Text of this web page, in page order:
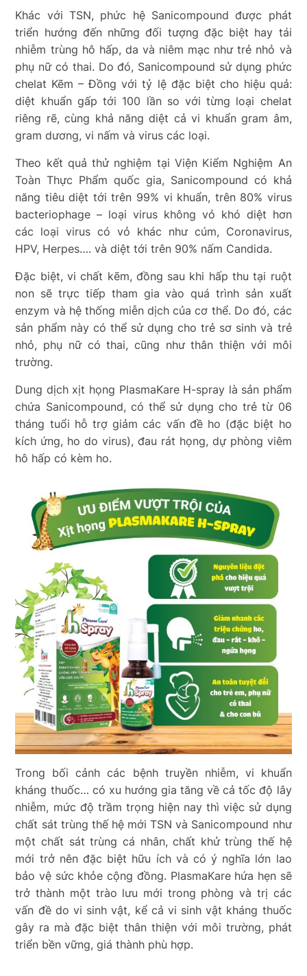
Khác với TSN, phức hệ Sanicompound được phát
triển hướng đến những đối tượng đặc biệt hay tái
nhiễm trùng hô hấp, da và niêm mạc như trẻ nhỏ và
phụ nữ có thai. Do đó, Sanicompound sử dụng phức
chelat Kẽm – Đồng với tỷ lệ đặc biệt cho hiệu quả:
diệt khuẩn gấp tới 100 lần so với từng loại chelat
riêng rẽ, cùng khả năng diệt cả vi khuẩn gram âm,
gram dương, vi nấm và virus các loại.
Theo kết quả thử nghiệm tại Viện Kiểm Nghiệm An
Toàn Thực Phẩm quốc gia, Sanicompound có khả
năng tiêu diệt tới trên 99% vi khuẩn, trên 80% virus
bacteriophage – loại virus không vỏ khó diệt hơn
các loại virus có vỏ khác như cúm, Coronavirus,
HPV, Herpes…. và diệt tới trên 90% nấm Candida.
Đặc biệt, vi chất kẽm, đồng sau khi hấp thu tại ruột
non sẽ trực tiếp tham gia vào quá trình sản xuất
enzym và hệ thống miễn dịch của cơ thể. Do đó, các
sản phẩm này có thể sử dụng cho trẻ sơ sinh và trẻ
nhỏ, phụ nữ có thai, cũng như thân thiện với môi
trường.
Dung dịch xịt họng PlasmaKare H-spray là sản phẩm
chứa Sanicompound, có thể sử dụng cho trẻ từ 06
tháng tuổi hỗ trợ giảm các vấn đề ho (đặc biệt ho
kích ứng, ho do virus), đau rát họng, dự phòng viêm
hô hấp có kèm ho.
Trong bối cảnh các bệnh truyền nhiễm, vi khuẩn
kháng thuốc… có xu hướng gia tăng về cả tốc độ lây
nhiễm, mức độ trầm trọng hiện nay thì việc sử dụng
chất sát trùng thế hệ mới TSN và Sanicompound như
một chất sát trùng cá nhân, chất khử trùng thế hệ
mới trở nên đặc biệt hữu ích và có ý nghĩa lớn lao
bảo vệ sức khỏe cộng đồng. PlasmaKare hứa hẹn sẽ
trở thành một trào lưu mới trong phòng và trị các
vấn đề do vi sinh vật, kể cả vi sinh vật kháng thuốc
gây ra mà đặc biệt thân thiện với môi trường, phát
triển bền vững, giá thành phù hợp.